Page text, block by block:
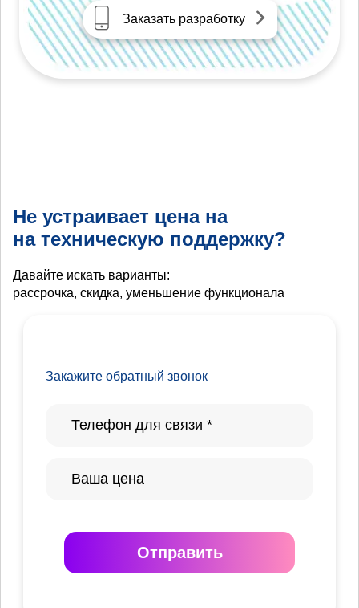
Заказать разработку
Не устраивает цена на
на техническую поддержку?
Давайте искать варианты:
рассрочка, скидка, уменьшение функционала
Закажите обратный звонок
Отправить